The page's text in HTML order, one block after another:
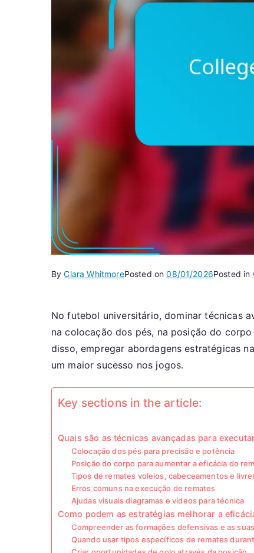
ByClara WhitmorePosted on08/01/2026Posted in
No futebol universitário, dominar técnicas
na colocação dos pés, na posição do
disso, empregar abordagens estratégicas
um maior sucesso nos jogos.
Key sections in the article:
Quais são as técnicas avançadas para
Colocação dos pés para precisão e potência
Posição do corpo para aumentar a eficácia do
Tipos de remates voleios, cabeceamentos e
Erros comuns na execução de remates
Ajudas visuais diagramas e vídeos para técnica
Como podem as estratégias melhorar a
Compreender as formações defensivas e as
Quando usar tipos específicos de remates